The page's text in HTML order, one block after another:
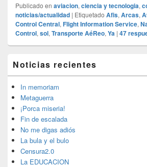
Publicado en aviacion, ciencia y tecnologia,
noticias/actualidad | Etiquetado Afis, Arcas,
Control Central, Flight Information Service,
Control, sol, Transporte AéReo, Ya | 47
área
de
widget
barra
lateral
primaria
Noticias recientes
In memoriam
Metaguerra
¡Porca miseria!
Fin de escalada
No me digas adiós
La bula y el bulo
Censura2.0
La EDUCACION